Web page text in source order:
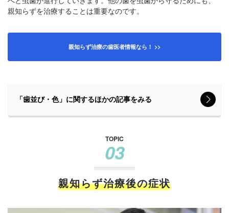
親知らずを治療することは重要なのです。
親知らず治療の歯医者情報なら！ >>
「歯並び・色」に関するほかの記事をみる
TOPIC
03
親知らず治療後の症状